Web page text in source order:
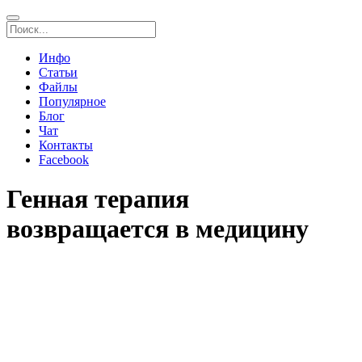
Инфо
Статьи
Файлы
Популярное
Блог
Чат
Контакты
Facebook
Генная терапия
возвращается в медицину